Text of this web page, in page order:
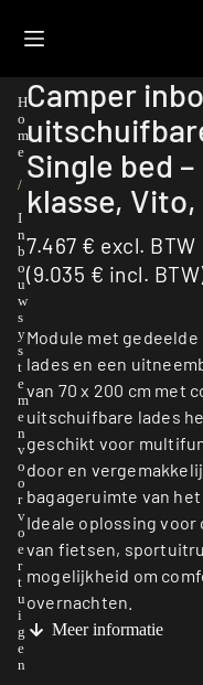
H
o
m
e
/
I
n
b
o
u
w
s
y
s
t
e
m
e
n
v
o
o
r
v
o
e
r
t
u
i
g
e
n
Camper
Single bed
klasse, Vito,
7.467 € excl. BTW
(9.035 € incl.
Module met
lades en een
van 70 x 200 cm met
uitschuifbare lades
geschikt voor
door en
bagageruimte van
Ideale oplossing
van fietsen,
mogelijkheid om
overnachten.
Meer informatie